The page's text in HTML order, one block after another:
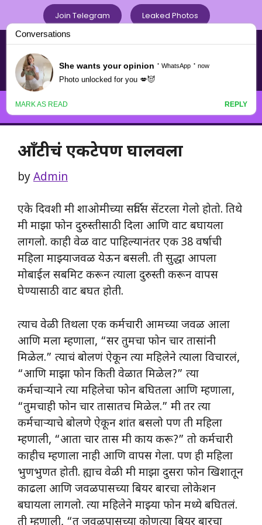
to
content
Join Telegram Leaked Photos
Chavat Marathi .com
नवनवीन मराठी चावटपणाचा
Menu
ऑंटीचं एकटेपण घालवला
by Admin
एके दिवशी मी शाओमीच्या सर्विस सेंटरला गेलो होतो. तिथे
मी माझा फोन दुरुस्तीसाठी दिला आणि वाट बघायला
लागलो. काही वेळ वाट पाहिल्यानंतर एक 38 वर्षाची
महिला माझ्याजवळ येऊन बसली. ती सुद्धा आपला
मोबाईल सबमिट करून त्याला दुरुस्ती करून वापस
घेण्यासाठी वाट बघत होती.
त्याच वेळी तिथला एक कर्मचारी आमच्या जवळ आला
आणि मला म्हणाला, “सर तुमचा फोन चार तासांनी
मिळेल.” त्याचं बोलणं ऐकून त्या महिलेने त्याला विचारलं,
“आणि माझा फोन किती वेळात मिळेल?” त्या
कर्मचाऱ्याने त्या महिलेचा फोन बघितला आणि म्हणाला,
“तुमचाही फोन चार तासातच मिळेल.” मी तर त्या
कर्मचाऱ्याचे बोलणे ऐकून शांत बसलो पण ती महिला
म्हणाली, “आता चार तास मी काय करू?” तो कर्मचारी
काहीच म्हणाला नाही आणि वापस गेला. पण ही महिला
भुणभुणत होती. ह्याच वेळी मी माझा दुसरा फोन खिशातून
काढला आणि जवळपासच्या बियर बारचा लोकेशन
बघायला लागलो. त्या महिलेने माझ्या फोन मध्ये बघितलं.